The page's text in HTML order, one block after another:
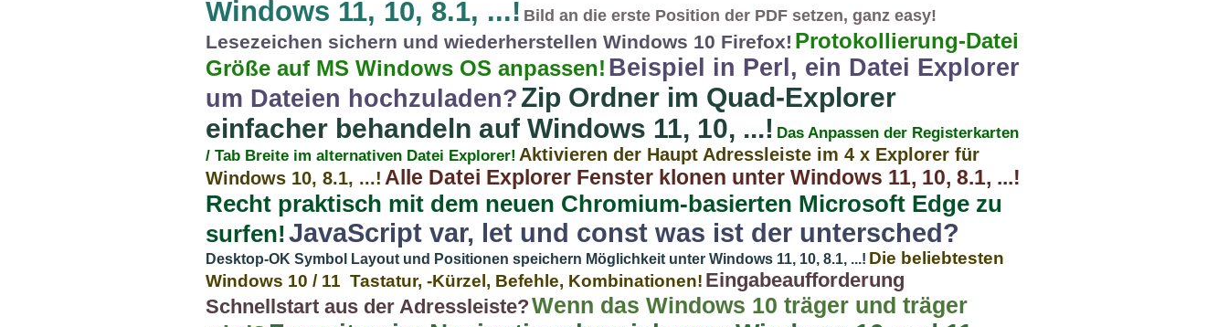
Windows 11, 10, 8.1, ...! Bild an die erste Position der PDF setzen, ganz easy!
Lesezeichen sichern und wiederherstellen Windows 10 Firefox! Protokollierung-Datei
Größe auf MS Windows OS anpassen! Beispiel in Perl, ein Datei Explorer
um Dateien hochzuladen?Zip Ordner im Quad-Explorer
einfacher behandeln auf Windows 11, 10, ...! Das Anpassen der Registerkarten
/ Tab Breite im alternativen Datei Explorer! Aktivieren der Haupt Adressleiste im 4 x Explorer für
Windows 10, 8.1, ...! Alle Datei Explorer Fenster klonen unter Windows 11, 10, 8.1, ...!
Recht praktisch mit dem neuen Chromium-basierten Microsoft Edge zu
surfen!JavaScript var, let und const was ist der untersched?
Desktop-OK Symbol Layout und Positionen speichern Möglichkeit unter Windows 11, 10, 8.1, ...! Die beliebtesten
Windows 10 / 11 Tastatur, -Kürzel, Befehle, Kombinationen! Eingabeaufforderung
Schnellstart aus der Adressleiste?Wenn das Windows 10 träger und träger